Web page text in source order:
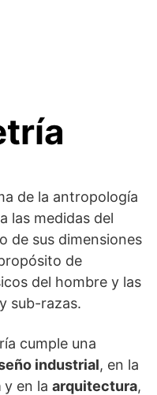
de la antropología
las medidas del
de sus dimensiones
de
del hombre y las
sub-razas.
cumple una
industrial, en la
y en la arquitectura,